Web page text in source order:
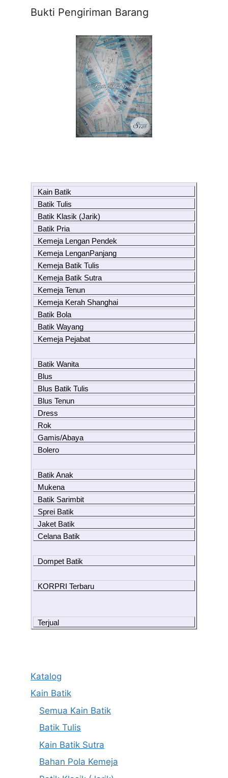
Bukti Pengiriman Barang
Kain Batik
Batik Tulis
Batik Klasik (Jarik)
Batik Pria
Kemeja Lengan Pendek
Kemeja LenganPanjang
Kemeja Batik Tulis
Kemeja Batik Sutra
Kemeja Tenun
Kemeja Kerah Shanghai
Batik Bola
Batik Wayang
Kemeja Pejabat
Batik Wanita
Blus
Blus Batik Tulis
Blus Tenun
Dress
Rok
Gamis/Abaya
Bolero
Batik Anak
Mukena
Batik Sarimbit
Sprei Batik
Jaket Batik
Celana Batik
Dompet Batik
KORPRI Terbaru
Terjual
Katalog
Kain Batik
Semua Kain Batik
Batik Tulis
Kain Batik Sutra
Bahan Pola Kemeja